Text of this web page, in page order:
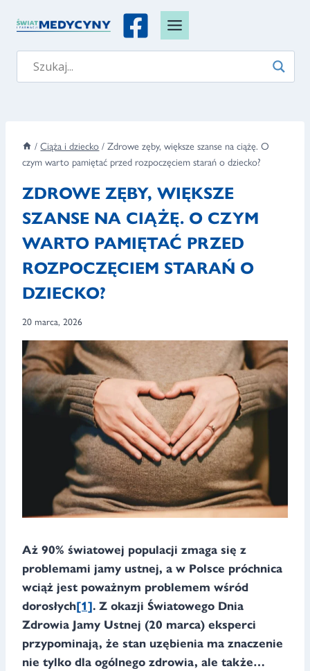
/ Ciąża i dziecko / Zdrowe zęby, większe szanse na ciążę. O
czym warto pamiętać przed rozpoczęciem starań o dziecko?
ZDROWE ZĘBY, WIĘKSZE
SZANSE NA CIĄŻĘ. O CZYM
WARTO PAMIĘTAĆ PRZED
ROZPOCZĘCIEM STARAŃ O
DZIECKO?
20 marca, 2026
Aż 90% światowej populacji zmaga się z
problemami jamy ustnej, a w Polsce próchnica
wciąż jest poważnym problemem wśród
dorosłych[1]. Z okazji Światowego Dnia
Zdrowia Jamy Ustnej (20 marca) eksperci
przypominają, że stan uzębienia ma znaczenie
nie tylko dla ogólnego zdrowia, ale także…